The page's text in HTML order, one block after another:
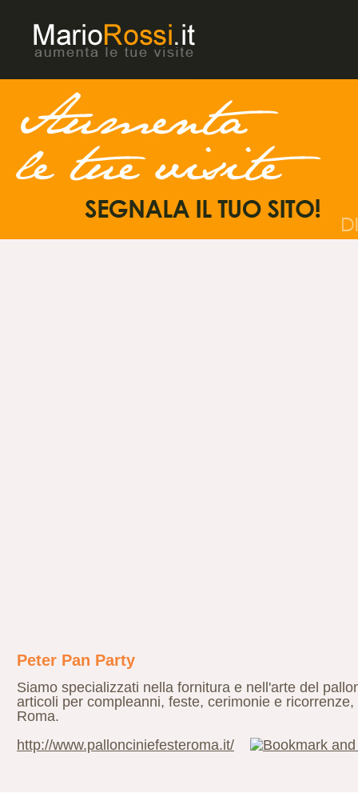
Peter Pan Party
Siamo specializzati nella fornitura e nell'arte del
articoli per compleanni, feste, cerimonie e
Roma.
http://www.pallonciniefesteroma.it/